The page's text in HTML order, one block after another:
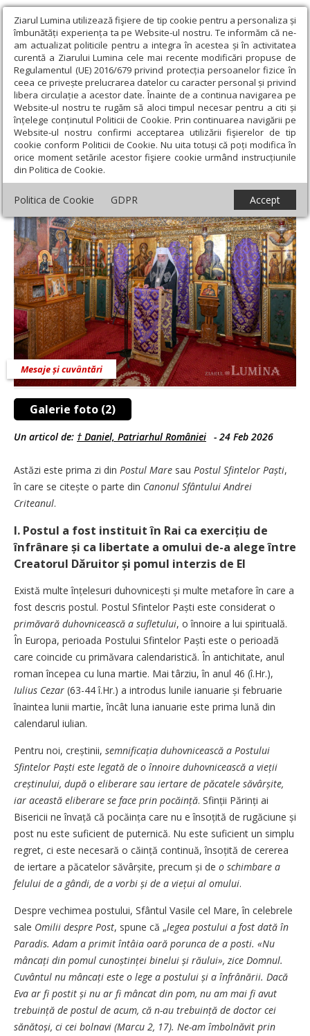
Ziarul Lumina utilizează fişiere de tip cookie pentru a personaliza și
îmbunătăți experiența ta pe Website-ul nostru. Te informăm că ne-
am actualizat politicile pentru a integra în acestea și în activitatea
curentă a Ziarului Lumina cele mai recente modificări propuse de
Regulamentul (UE) 2016/679 privind protecția persoanelor fizice în
ceea ce privește prelucrarea datelor cu caracter personal și privind
libera circulație a acestor date. Înainte de a continua navigarea pe
Website-ul nostru te rugăm să aloci timpul necesar pentru a citi și
înțelege conținutul Politicii de Cookie. Prin continuarea navigării pe
Website-ul nostru confirmi acceptarea utilizării fişierelor de tip
cookie conform Politicii de Cookie. Nu uita totuși că poți modifica în
orice moment setările acestor fişiere cookie urmând instrucțiunile
din Politica de Cookie.
Politica de Cookie GDPR Accept
Ziarul Lumina › Actualitate religioasă › Mesaje și cuvântări ›
Postul Mare este școală duhovnicească a înfrânării și a pocăinței
Postul Mare este școală duhovnicească a
înfrânării și a pocăinței
Galerie foto (2)
Mesaje și cuvântări
Un articol de: † Daniel, Patriarhul României - 24 Feb 2026
Astăzi este prima zi din Postul Mare sau Postul Sfintelor Paști,
în care se citește o parte din ­ Canonul Sfântului Andrei
Criteanul.
I. Postul a fost instituit în Rai ca exercițiu de
înfrânare și ca libertate a omului de-a alege între
Creatorul Dăruitor și pomul interzis de El
Există multe înțelesuri duhovnicești și multe metafore în care a
fost descris postul. Postul Sfintelor Paști este considerat o
primăvară duhovnicească a sufletului, o înnoire a lui spirituală.
În Europa, perioada Postului Sfintelor Paști este o perioadă
care coincide cu primăvara calendaristică. În antichitate, anul
roman începea cu luna martie. Mai târziu, în anul 46 (î.Hr.),
Iulius Cezar (63-44 î.Hr.) a introdus lunile ianuarie și februarie
înaintea lunii martie, încât luna ianuarie este prima lună din
calendarul iulian.
Pentru noi, creștinii, semnificația duhovnicească a Postului
Sfintelor Paști este legată de o înnoire duhovnicească a vieții
creștinului, după o eliberare sau iertare de păcatele săvârșite,
iar această eliberare se face prin pocăință. Sfinții Părinți ai
Bisericii ne învață că pocăința care nu e însoțită de rugăciune și
post nu este suficient de puternică. Nu este suficient un simplu
regret, ci este necesară o căință continuă, însoțită de cererea
de iertare a păcatelor săvârșite, precum și de o schimbare a
felului de a gândi, de a vorbi și de a viețui al omului.
Despre vechimea postului, Sfântul Vasile cel Mare, în celebrele
sale Omilii despre Post, spune că „legea postului a fost dată în
Paradis. Adam a primit întâia oară porunca de a posti. «Nu
mâncați din pomul cunoștinței binelui și răului», zice Domnul.
Cuvântul nu mâncați este o lege a postului și a înfrânării. Dacă
Eva ar fi postit și nu ar fi mâncat din pom, nu am mai fi avut
trebuință de postul de acum, că n-au trebuință de doctor cei
sănătoși, ci cei bolnavi (Marcu 2, 17). Ne-am îmbolnăvit prin